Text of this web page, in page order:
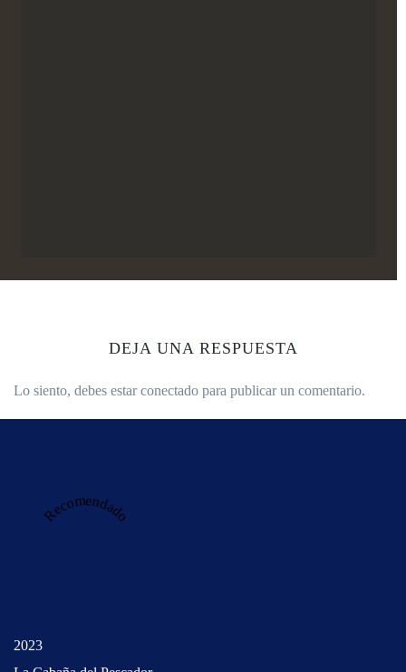
DEJA UNA RESPUESTA
Lo siento, debes estarconectado para publicar un comentario.
Recomendado
2023